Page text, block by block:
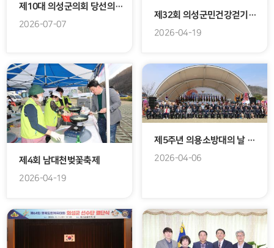
제10대 의성군의회 당선의원 오리엔테이션
2026-07-07
제32회 의성군민건강걷기대회
2026-04-19
제4회 남대천벚꽃축제
2026-04-19
제5주년 의용소방대의 날 기념식
2026-04-06